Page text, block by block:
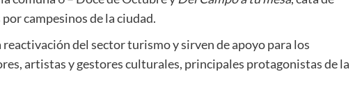
campesinos de la ciudad.
del sector turismo y sirven de apoyo para los
artistas y gestores culturales, principales protagonistas de la